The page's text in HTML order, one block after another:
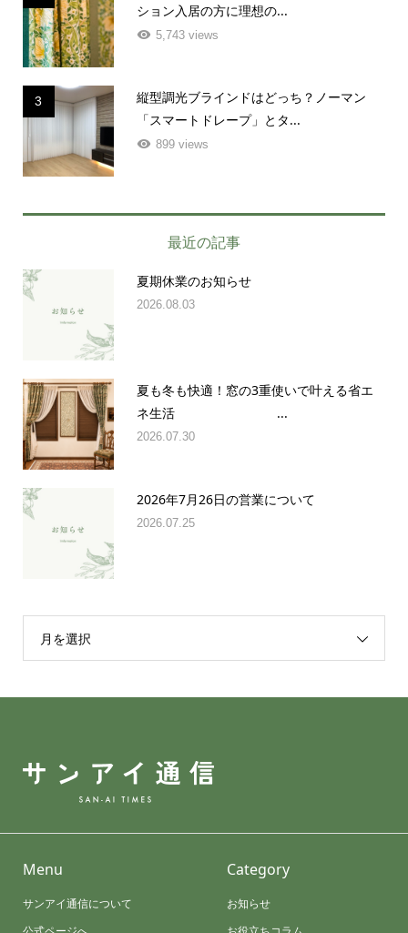
ション入居の方に理想の...
5,743 views
3
縦型調光ブラインドはどっち？ノーマン
「スマートドレープ」とタ...
899 views
最近の記事
夏期休業のお知らせ
2026.08.03
夏も冬も快適！窓の3重使いで叶える省エ
ネ生活 ...
2026.07.30
2026年7月26日の営業について
2026.07.25
月を選択
Menu
サンアイ通信について
Category
お知らせ